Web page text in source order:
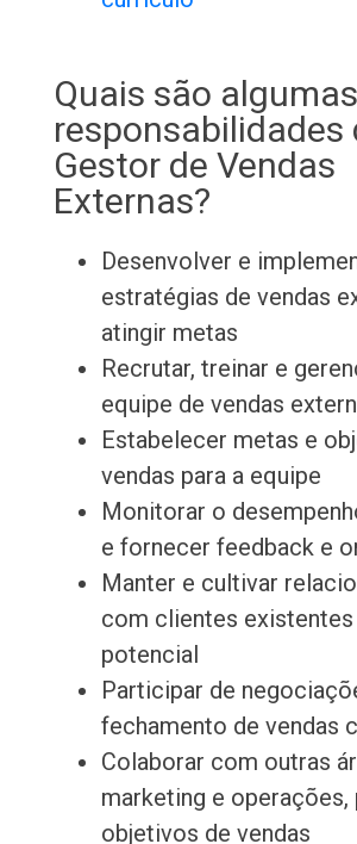
Quais são
responsabilidades
Gestor de Vendas
Externas?
Desenvolver e
estratégias de vendas
atingir metas
Recrutar, treinar e
equipe de vendas
Estabelecer metas e
vendas para a equipe
Monitorar o
e fornecer feedback e
Manter e cultivar
com clientes existentes
potencial
Participar de
fechamento de vendas
Colaborar com outras
marketing e operações,
objetivos de vendas